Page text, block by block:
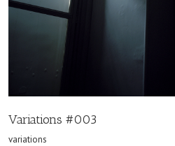
Variations #003
variations